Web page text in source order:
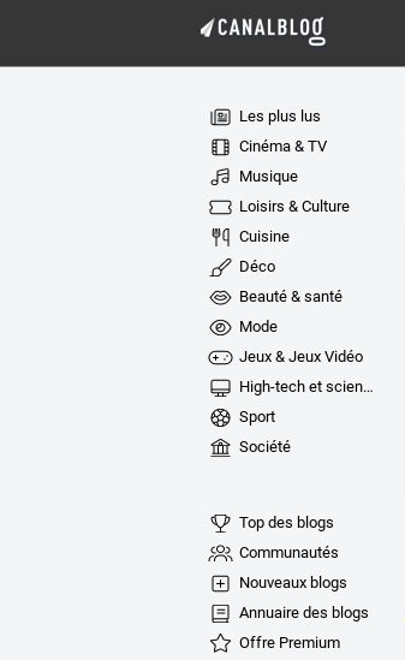
Les plus lus
Cinéma & TV
Musique
Loisirs & Culture
Cuisine
Déco
Beauté & santé
Mode
Jeux & Jeux Vidéo
High-tech et sciences
Sport
Société
Top des blogs
Communautés
Nouveaux blogs
Annuaire des blogs
Offre Premium